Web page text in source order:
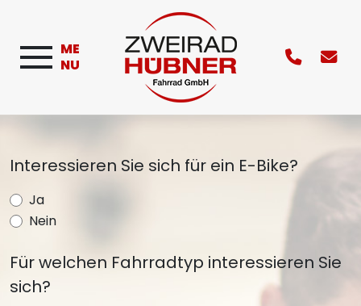
ME
NU
Interessieren Sie sich für ein E-Bike?
Ja
Nein
Für welchen Fahrradtyp interessieren Sie
sich?